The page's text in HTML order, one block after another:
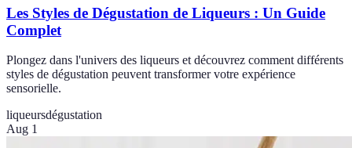
Les Styles de Dégustation de Liqueurs : Un Guide
Complet
Plongez dans l'univers des liqueurs et découvrez comment différents
styles de dégustation peuvent transformer votre expérience
sensorielle.
liqueursdégustation
Aug 1